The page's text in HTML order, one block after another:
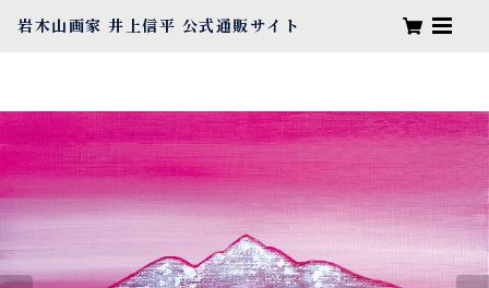
岩木山画家 井上信平 公式通販サイト